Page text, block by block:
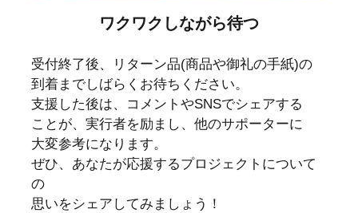
ワクワクしながら待つ
受付終了後、リターン品(商品や御礼の手紙)の
到着までしばらくお待ちください。
支援した後は、コメントやSNSでシェアする
ことが、実行者を励まし、他のサポーターに
大変参考になります。
ぜひ、あなたが応援するプロジェクトについて
の
思いをシェアしてみましょう！